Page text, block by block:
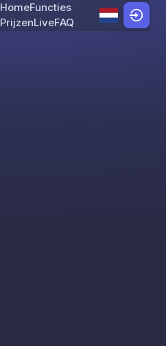
Skip to content
HomeFuncties
PrijzenLiveFAQ